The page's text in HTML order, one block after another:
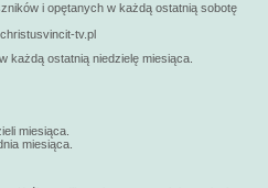
i opętanych w każdą ostatnią sobotę
tv.pl
ostatnią niedzielę miesiąca.
miesiąca.
miesiąca.